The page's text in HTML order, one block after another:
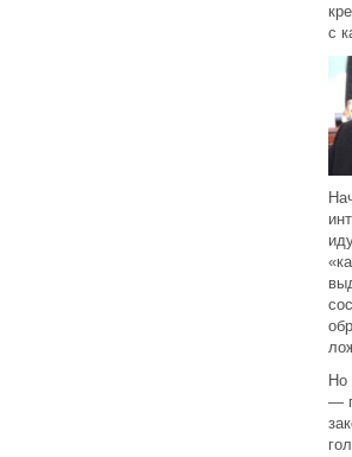
с
Но
—